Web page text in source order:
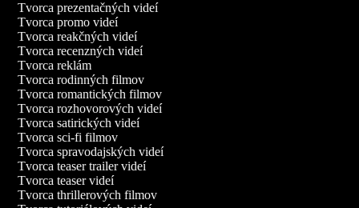
Tvorca prezentačných videí
Tvorca promo videí
Tvorca reakčných videí
Tvorca recenzných videí
Tvorca reklám
Tvorca rodinných filmov
Tvorca romantických filmov
Tvorca rozhovorových videí
Tvorca satirických videí
Tvorca sci-fi filmov
Tvorca spravodajských videí
Tvorca teaser trailer videí
Tvorca teaser videí
Tvorca thrillerových filmov